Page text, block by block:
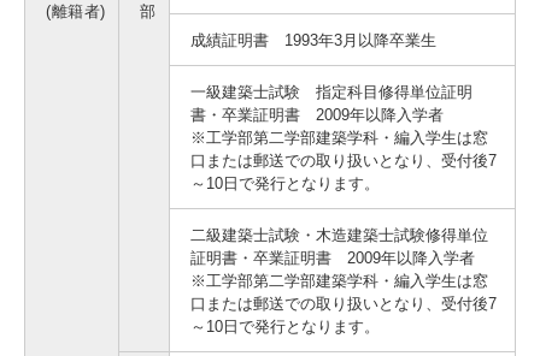
(離籍者)
部
成績証明書 1993年3月以降卒業生
一級建築士試験 指定科目修得単位証明
書・卒業証明書 2009年以降入学者
※工学部第二学部建築学科・編入学生は窓
口または郵送での取り扱いとなり、受付後7
～10日で発行となります。
二級建築士試験・木造建築士試験修得単位
証明書・卒業証明書 2009年以降入学者
※工学部第二学部建築学科・編入学生は窓
口または郵送での取り扱いとなり、受付後7
～10日で発行となります。